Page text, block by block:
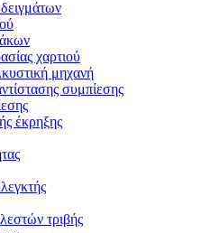
χαρτιού
μηχανή
συμπίεσης
έκρηξης
τριβής